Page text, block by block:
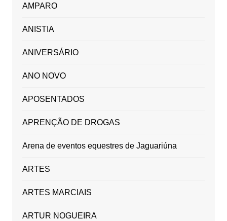
AMPARO
ANISTIA
ANIVERSÁRIO
ANO NOVO
APOSENTADOS
APRENÇÃO DE DROGAS
Arena de eventos equestres de Jaguariúna
ARTES
ARTES MARCIAIS
ARTUR NOGUEIRA